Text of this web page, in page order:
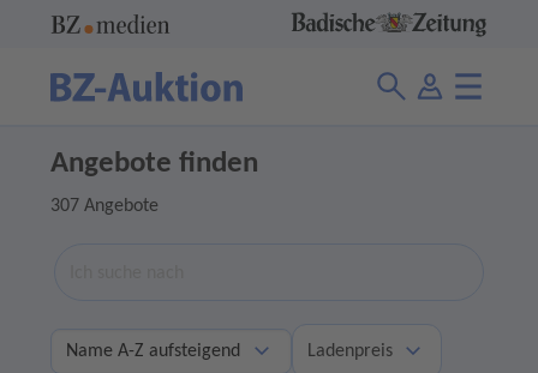
Angebote finden
307 Angebote
Ladenpreis